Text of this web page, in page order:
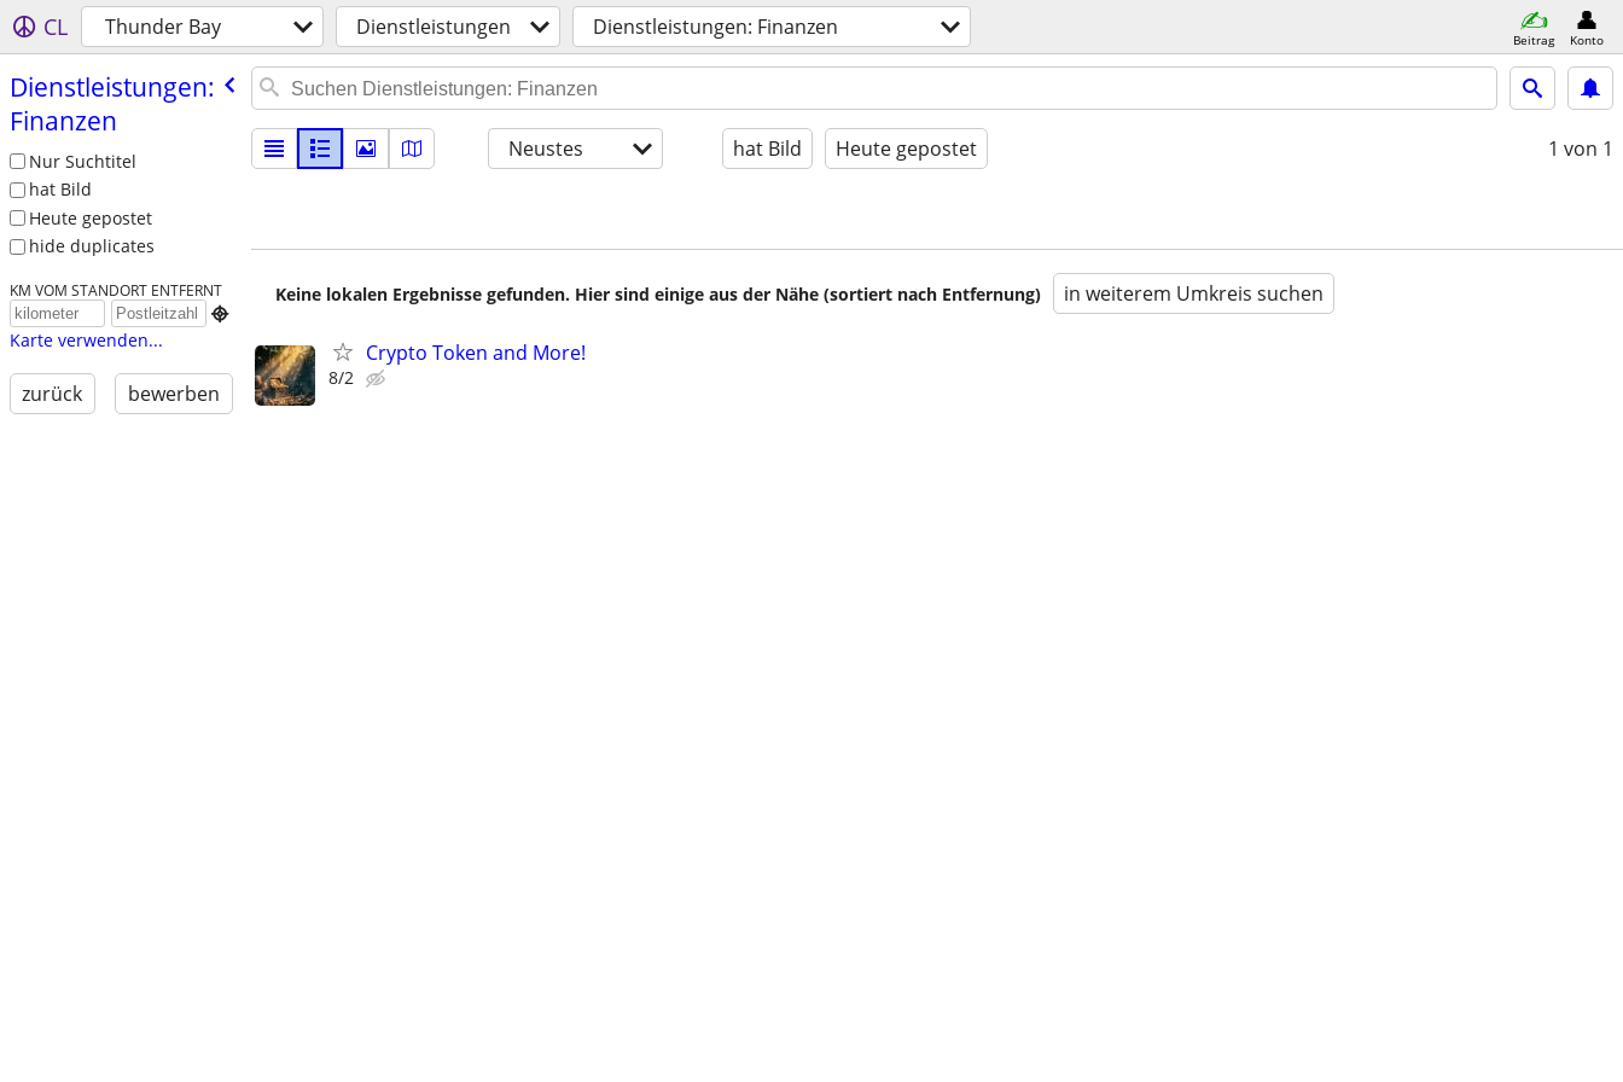
CL Thunder Bay Dienstleistungen Dienstleistungen: Finanzen Beitrag Konto
Dienstleistungen:
Finanzen
Nur Suchtitel
hat Bild
Heute gepostet
hide duplicates
KM VOM STANDORT ENTFERNT

Karte verwenden...
zurück bewerben
Neustes hat Bild Heute gepostet 1 von 1
Keine lokalen Ergebnisse gefunden. Hier sind einige aus der Nähe (sortiert nach Entfernung) in weiterem Umkreis suchen
Crypto Token and More!
8/2